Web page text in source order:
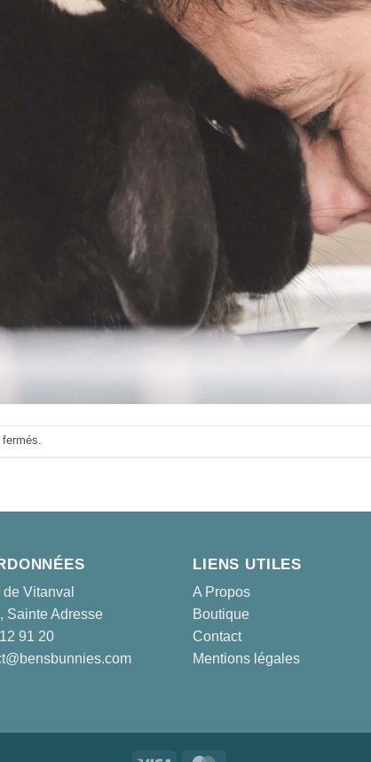
Vitanval
Sainte Adresse
91 20
LIENS UTILES
A Propos
Boutique
Contact
Mentions légales